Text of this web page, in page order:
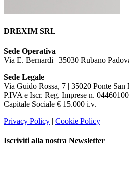
DREXIM SRL
Sede Operativa
Via E. Bernardi | 35030 Rubano
Sede Legale
Via Guido Rossa, 7 | 35020 Ponte
P.IVA e Iscr. Reg. Imprese n.
Capitale Sociale € 15.000 i.v.
Privacy Policy | Cookie Policy
Iscriviti alla nostra Newsletter